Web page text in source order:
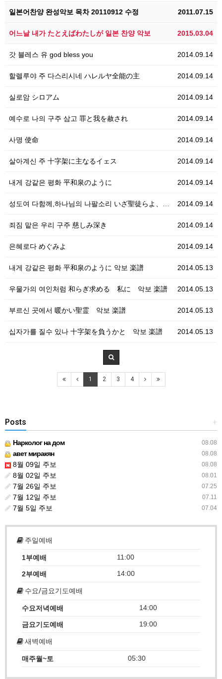
2011.07.15
일본어찬양 완성악보 목차 20110912 수정
2015.03.04
어느날 내가 たとえばわたしが 일본 찬양 악보
2014.09.14
갓 블레스 유 god bless you
2014.09.14
할렐루야 주 다스리시네 ハレルヤ全能の主
2014.09.14
실로암 シロアム
2014.09.14
예수로 나의 구주 삼고 罪と我を赦され
2014.09.14
사명 使命
2014.09.14
살아계신 주 十字架に主なるイェス
2014.09.14
내게 강같은 평화 平和泉のように
2014.09.14
성도여 다함께,하나님의 나팔소리 いざ聖徒らよ、世の終わりのラッパ
2014.09.14
죄짐 맡은 우리 구주 慈しみ深き
2014.09.14
은혜로다 めぐみよ
2014.05.13
내게 강같은 평화 平和泉のように 악보 楽譜
2014.05.13
우물가의 여인처럼 和らぎ求める 私に 악보 楽譜
2014.05.13
부르신 곳에서 暖かい聖霊 악보 楽譜
2014.05.13
십자가를 질수 있나 十字架を負うかと 악보 楽譜
1 2 3 4
+
Posts
08.08
Нарколог на дом
08.08
авет миракян
08.08
8월 09일 주보
08.01
8월 02일 주보
07.25
7월 26일 주보
07.11
7월 12일 주보
07.04
7월 5일 주보
주일예배
1부예배 11:00
2부예배 14:00
수요/금요기도예배
수요저녁예배 14:00
금요기도예배 19:00
새벽예배
매주월~토 05:30